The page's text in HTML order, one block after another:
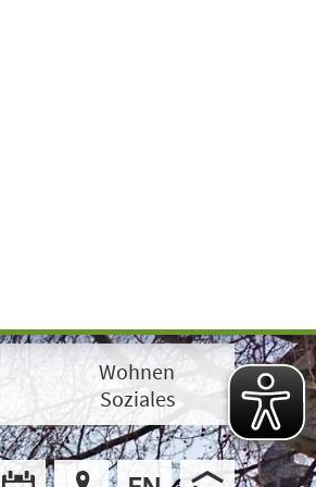
Wohnen
Soziales